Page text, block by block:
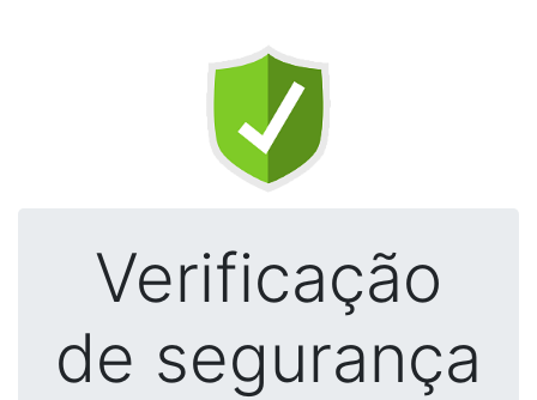
Verificação
de segurança